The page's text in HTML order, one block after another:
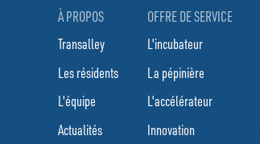
À PROPOS
Transalley
Les résidents
L'équipe
Actualités
OFFRE DE SERVICE
L'incubateur
La pépinière
L'accélérateur
Innovation